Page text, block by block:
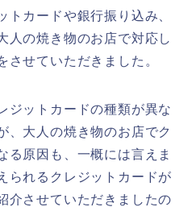
トカードや銀行振り込み、
人の焼き物のお店で対応し
させていただきました。
ジットカードの種類が異な
、大人の焼き物のお店でク
る原因も、一概には言えま
られるクレジットカードが
介させていただきましたの